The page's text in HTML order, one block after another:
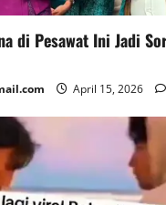
di Pesawat Ini Jadi
April 15, 2026